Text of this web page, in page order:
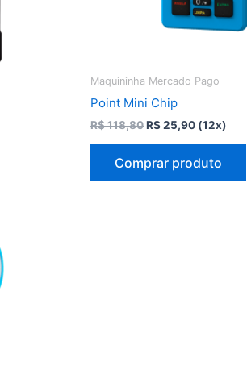
Maquininha Mercado Pago
Point Mini Chip
R$118,80O
era:
R$ 118,80.
R$25,90O
é:
R$ 25,90.
(12x)
Comprar produto